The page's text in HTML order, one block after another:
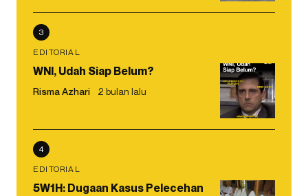
3
EDITORIAL
WNI, Udah Siap Belum?
Risma Azhari 2 bulan lalu
4
EDITORIAL
5W1H: Dugaan Kasus Pelecehan